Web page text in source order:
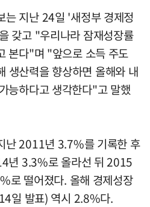
는 지난 24일 '새정부 경제정
갖고 "우리나라 잠재성장률
본다"며 "앞으로 소득 주도
생산력을 향상하면 올해와 내
능하다고 생각한다"고 말했
난 2011년 3.7%를 기록한 후
년 3.3%로 올라선 뒤 2015
로 떨어졌다. 올해 경제성장
일 발표) 역시 2.8%다.